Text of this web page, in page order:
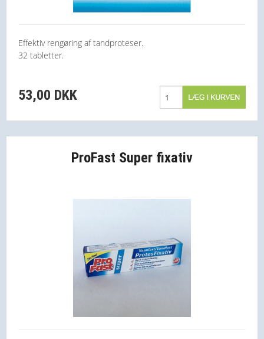
Effektiv rengøring af tandproteser.
32 tabletter.
53,00 DKK
ProFast Super fixativ